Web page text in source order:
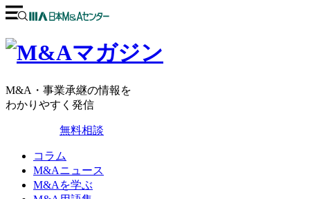
M&A・事業承継の情報を
わかりやすく発信
無料相談
コラム
M&Aニュース
M&Aを学ぶ